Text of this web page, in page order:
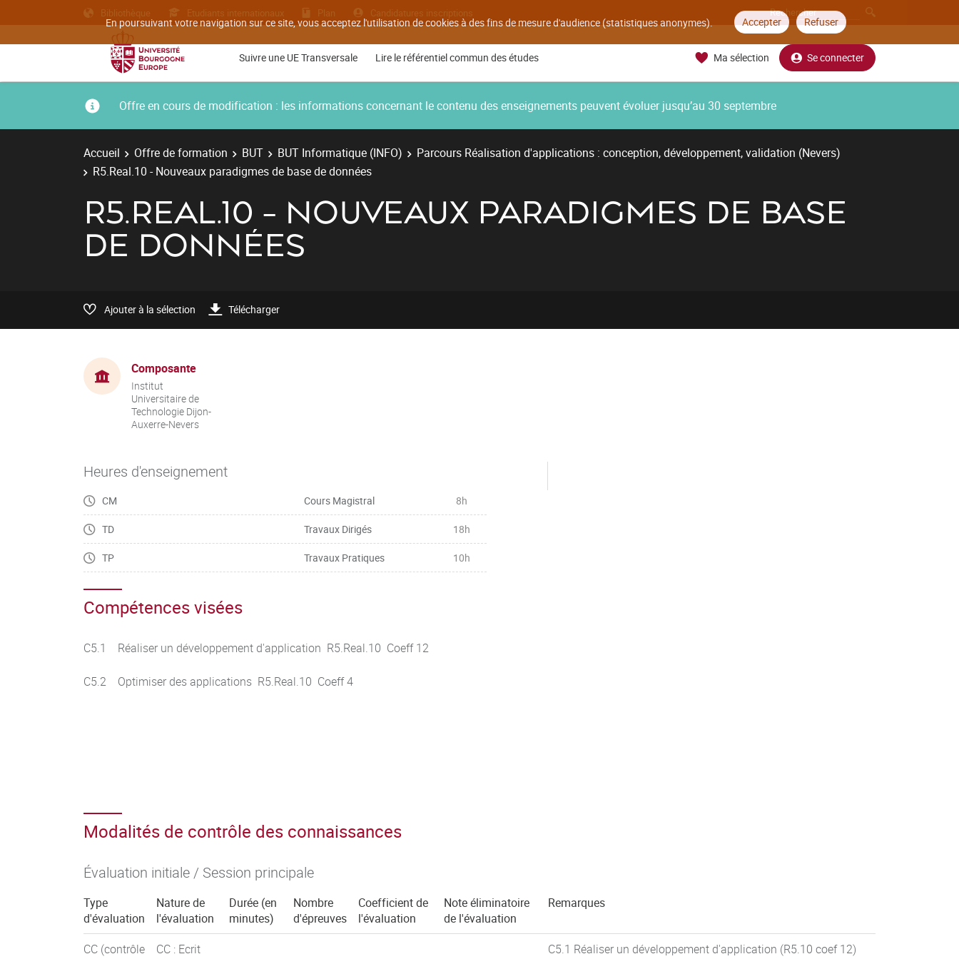
En poursuivant votre navigation sur ce site, vous acceptez l'utilisation de cookies à des fins de mesure d'audience (statistiques anonymes). Accepter Refuser
Bibliothèque Etudiants internationaux Plan Candidatures inscriptions
Suivre une UE Transversale Lire le référentiel commun des études Ma sélection Se connecter
Offre en cours de modification : les informations concernant le contenu des enseignements peuvent évoluer jusqu’au 30 septembre
Accueil Offre de formation BUT BUT Informatique (INFO)
Parcours Réalisation d'applications : conception, développement, validation (Nevers)
R5.Real.10 - Nouveaux paradigmes de base de données
R5.REAL.10 - NOUVEAUX PARADIGMES DE BASE
DE DONNÉES
Ajouter à la sélection Télécharger
Composante
Institut
Universitaire de
Technologie Dijon-
Auxerre-Nevers
Heures d'enseignement
CM Cours Magistral 8h
TD Travaux Dirigés 18h
TP Travaux Pratiques 10h
Compétences visées
C5.1 Réaliser un développement d'application R5.Real.10 Coeff 12
C5.2 Optimiser des applications R5.Real.10 Coeff 4
Modalités de contrôle des connaissances
Évaluation initiale / Session principale
Type
d'évaluation
Nature de
l'évaluation
Durée (en
minutes)
Nombre
d'épreuves
Coefficient de
l'évaluation
Note éliminatoire
de l'évaluation
Remarques
CC (contrôle
CC : Ecrit
C5.1 Réaliser un développement d'application (R5.10 coef 12)